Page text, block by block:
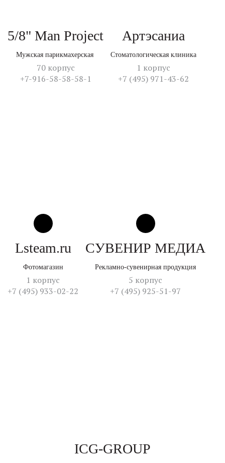
5/8" Man Project
Мужская парикмахерская
70 корпус
+7-916-58-58-58-1
Артэсаниа
Стоматологическая клиника
1 корпус
+7 (495) 971-43-62
Lsteam.ru
Фотомагазин
1 корпус
+7 (495) 933-02-22
СУВЕНИР МЕДИА
Рекламно-сувенирная продукция
5 корпус
+7 (495) 925-51-97
ICG-GROUP